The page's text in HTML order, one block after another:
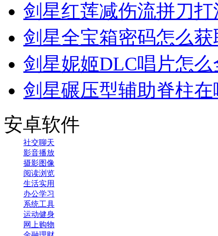
剑星红莲减伤流拼刀
剑星全宝箱密码怎么获
剑星妮姬DLC唱片怎
剑星碾压型辅助脊柱
安卓软件
社交聊天
影音播放
摄影图像
阅读浏览
生活实用
办公学习
系统工具
运动健身
网上购物